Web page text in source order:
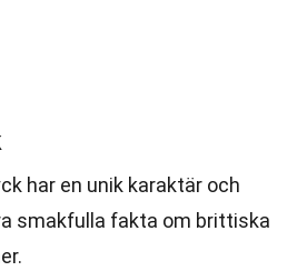
har en unik karaktär och
smakfulla fakta om brittiska